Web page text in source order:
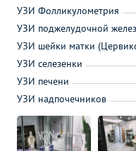
УЗИ Фолликулометрия
УЗИ поджелудочной
УЗИ шейки матки
УЗИ селезенки
УЗИ печени
УЗИ надпочечников